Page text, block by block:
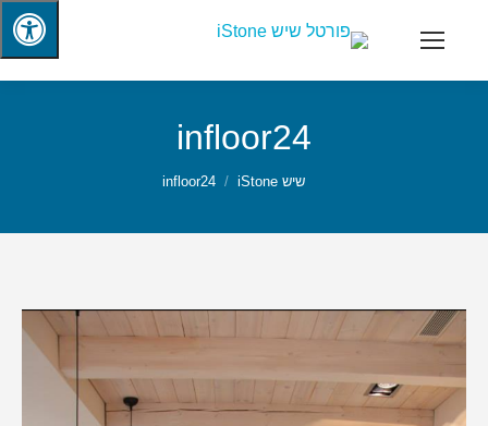
infloor24
שיש iStone infloor24